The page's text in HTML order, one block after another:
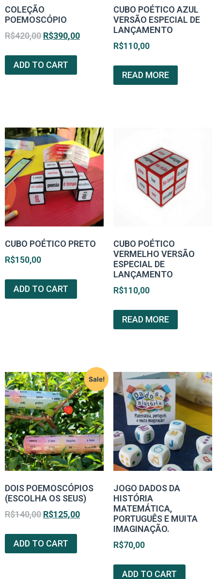
COLEÇÃO
POEMOSCÓPIO
R$420,00 R$390,00
ADD TO CART
CUBO POÉTICO AZUL
VERSÃO ESPECIAL DE
LANÇAMENTO
R$110,00
READ MORE
CUBO POÉTICO PRETO
R$150,00
ADD TO CART
CUBO POÉTICO
VERMELHO VERSÃO
ESPECIAL DE
LANÇAMENTO
R$110,00
READ MORE
Sale!
DOIS POEMOSCÓPIOS
(ESCOLHA OS SEUS)
R$140,00 R$125,00
ADD TO CART
JOGO DADOS DA
HISTÓRIA
MATEMÁTICA,
PORTUGUÊS E MUITA
IMAGINAÇÃO.
R$70,00
ADD TO CART